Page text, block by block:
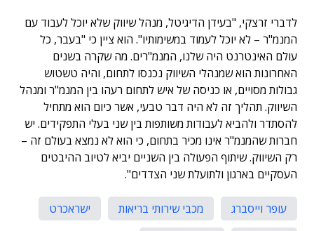
לדברי זרצקי, "בעידן הדיגיטל, מנהל שיווק שלא יוכל לעבוד עם
המנמ"ר – לא יוכל לעמוד במשימותיו". הוא ציין כי "בעבר, כל
עולם האינטרנט היה שלנו, המנמ"רים. מה שקרה בשנים
האחרונות הוא שמנהלי השיווק נכנסו לתחום, והיה טשטוש
גבולות מסויים, או כניסה של איש לתחום רעהו בין המנמ"ר ומנהל
השיווק. תהליך זה לא היה דבר טבעי, אשר כיום הוא מתחיל
להסתדר ולהביא לעבודות משותפות בין שני בעלי התפקידים. יש
חברות שהמנמ"ר אינו מכיר בתחום, כי הוא לא נמצא בעולם זה –
רק השיווק. שיתוף הפעולה בין השניים יביא לטיוב ההיבטים
העסקיים בארגון ולתועלת שני הצדדים".
עופר וייסברג מכבי שירותי בריאות
ישראכרט